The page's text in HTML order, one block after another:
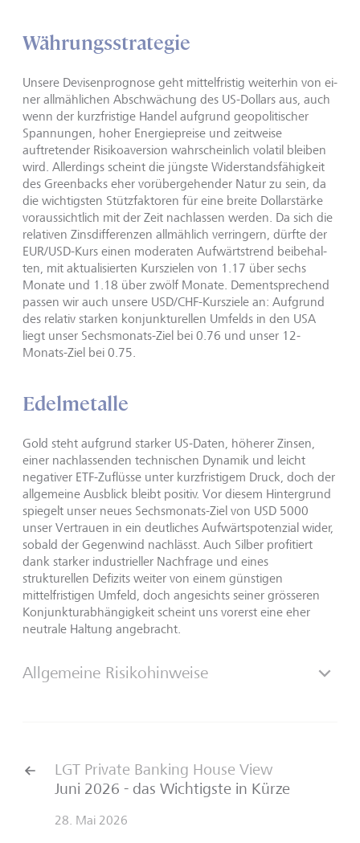
Währungsstrategie
Unsere Devisenprognose geht mittelfristig weiterhin von ei­
ner allmählichen Abschwächung des US-Dollars aus, auch
wenn der kurzfristige Handel aufgrund geopolitischer
Spannungen, hoher Energiepreise und zeitweise
auftretender Risikoaversion wahrscheinlich volatil bleiben
wird. Allerdings scheint die jüngs­te Widerstandsfähigkeit
des Greenbacks eher vorübergehender Natur zu sein, da
die wichtigsten Stützfaktoren für eine breite Dollarstärke
voraussichtlich mit der Zeit nachlassen werden. Da sich die
relativen Zinsdifferenzen allmählich verringern, dürfte der
EUR/USD-Kurs einen moderaten Aufwärtstrend beibehal­
ten, mit aktualisierten Kurszielen von 1.17 über sechs
Monate und 1.18 über zwölf Monate. Dementsprechend
passen wir auch unsere USD/CHF-Kursziele an: Aufgrund
des relativ starken konjunkturellen Umfelds in den USA
liegt unser Sechsmonats-Ziel bei 0.76 und unser 12-
Monats-Ziel bei 0.75.
Edelmetalle
Gold steht aufgrund starker US-Daten, höherer Zinsen,
einer nachlassenden technischen Dynamik und leicht
negativer ETF-Zuflüsse unter kurzfristigem Druck, doch der
allgemeine Ausblick bleibt positiv. Vor diesem Hintergrund
spiegelt unser neues Sechs­monats-Ziel von USD 5000
unser Vertrauen in ein deutliches Auf­wärtspotenzial wider,
sobald der Gegenwind nachlässt. Auch Silber profitiert
dank starker industrieller Nachfrage und eines
strukturellen Defizits weiter von einem günstigen
mittelfristigen Umfeld, doch angesichts seiner grösseren
Konjunkturabhängig­keit scheint uns vorerst eine eher
neutrale Haltung angebracht.
Allgemeine Risikohinweise
LGT Private Banking House View
Juni 2026 - das Wichtigste in Kürze
28. Mai 2026